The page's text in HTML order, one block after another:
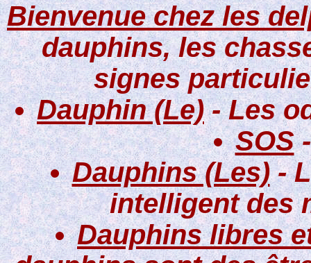
Bienvenue chez les
dauphins, les
signes
Dauphin (Le)- Les
SOS-
Dauphins (Les)-
intelligent des
Dauphins libres